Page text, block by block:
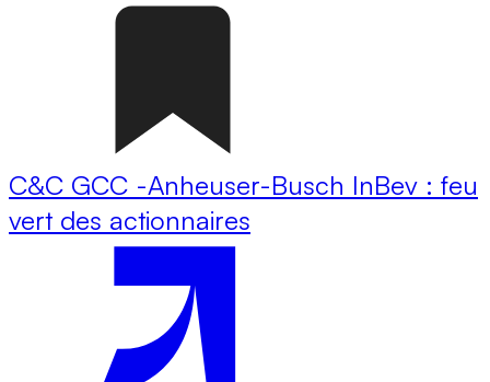
C&C GCC -Anheuser-Busch InBev : feu
vert des actionnaires